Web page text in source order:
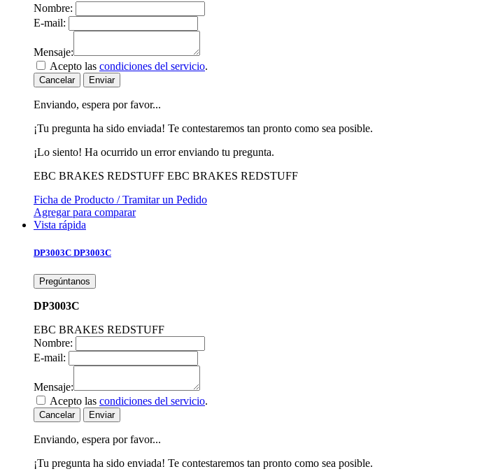
Nombre:
E-mail:
Mensaje:
Acepto las condiciones del servicio.
Cancelar Enviar
Enviando, espera por favor...
¡Tu pregunta ha sido enviada! Te contestaremos tan pronto como sea posible.
¡Lo siento! Ha ocurrido un error enviando tu pregunta.
EBC BRAKES REDSTUFF EBC BRAKES REDSTUFF
Ficha de Producto / Tramitar un Pedido
Agregar para comparar
Vista rápida
DP3003C DP3003C
Pregúntanos
DP3003C
EBC BRAKES REDSTUFF
Nombre:
E-mail:
Mensaje:
Acepto las condiciones del servicio.
Cancelar Enviar
Enviando, espera por favor...
¡Tu pregunta ha sido enviada! Te contestaremos tan pronto como sea posible.